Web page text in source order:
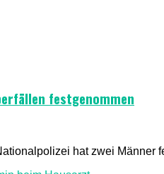
festgenommen
hat zwei Männer